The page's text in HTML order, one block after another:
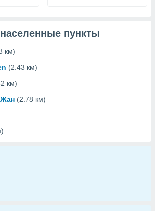
пункты
км)
(2.43 км)
км)
Жан (2.78 км)